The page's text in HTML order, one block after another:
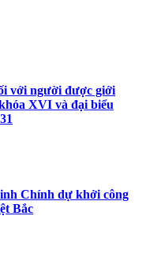
với người được giới
XVI và đại biểu
Chính dự khởi công
Bắc